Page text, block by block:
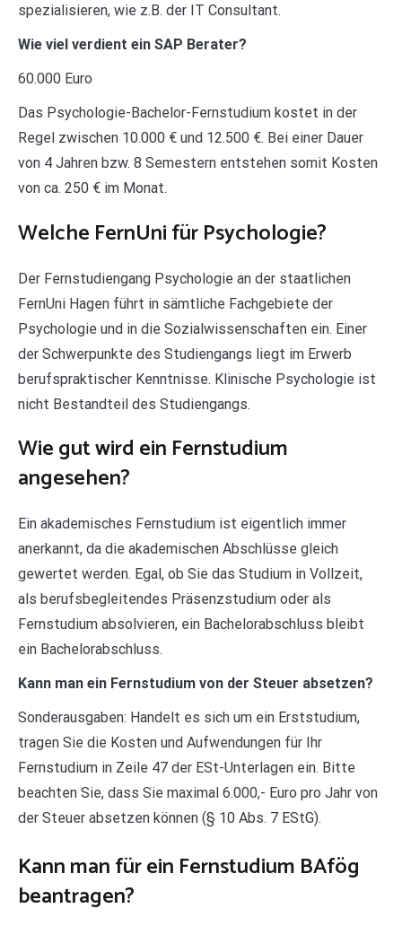
spezialisieren, wie z.B. der IT Consultant.
Wie viel verdient ein SAP Berater?
60.000 Euro
Das Psychologie-Bachelor-Fernstudium kostet in der
Regel zwischen 10.000 € und 12.500 €. Bei einer Dauer
von 4 Jahren bzw. 8 Semestern entstehen somit Kosten
von ca. 250 € im Monat.
Welche FernUni für Psychologie?
Der Fernstudiengang Psychologie an der staatlichen
FernUni Hagen führt in sämtliche Fachgebiete der
Psychologie und in die Sozialwissenschaften ein. Einer
der Schwerpunkte des Studiengangs liegt im Erwerb
berufspraktischer Kenntnisse. Klinische Psychologie ist
nicht Bestandteil des Studiengangs.
Wie gut wird ein Fernstudium
angesehen?
Ein akademisches Fernstudium ist eigentlich immer
anerkannt, da die akademischen Abschlüsse gleich
gewertet werden. Egal, ob Sie das Studium in Vollzeit,
als berufsbegleitendes Präsenzstudium oder als
Fernstudium absolvieren, ein Bachelorabschluss bleibt
ein Bachelorabschluss.
Kann man ein Fernstudium von der Steuer absetzen?
Sonderausgaben: Handelt es sich um ein Erststudium,
tragen Sie die Kosten und Aufwendungen für Ihr
Fernstudium in Zeile 47 der ESt-Unterlagen ein. Bitte
beachten Sie, dass Sie maximal 6.000,- Euro pro Jahr von
der Steuer absetzen können (§ 10 Abs. 7 EStG).
Kann man für ein Fernstudium BAfög
beantragen?